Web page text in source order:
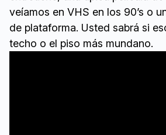
veíamos en VHS en los 90’s o
de plataforma. Usted sabrá si
techo o el piso más mundano.